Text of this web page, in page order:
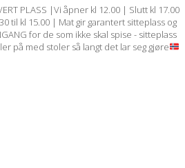
PLASS |Vi åpner kl 12.00 | Slutt kl 17.00
til kl 15.00 | Mat gir garantert sitteplass og
for de som ikke skal spise - sitteplass
på med stoler så langt det lar seg gjøre